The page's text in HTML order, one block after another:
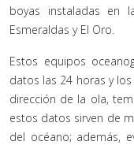
boyas instaladas en
Esmeraldas y El Oro.
Estos equipos
datos las 24 horas y
dirección de la ola,
estos datos sirven de
del océano; además,